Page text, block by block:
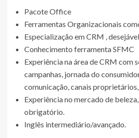
Pacote Office
Ferramentas Organizacionais
Especialização em CRM ,
Conhecimento ferramenta SFMC
Experiência na área de CRM com
campanhas, jornada do
comunicação, canais proprietários,
Experiência no mercado de
obrigatório.
Inglês intermediário/avançado.